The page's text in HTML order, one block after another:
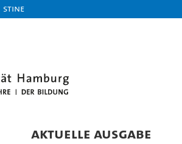
STiNE
AKTUELLE AUSGABE